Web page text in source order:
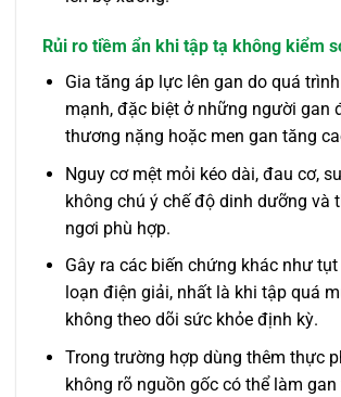
Rủi ro tiềm ẩn khi tập tạ không kiểm
Gia tăng áp lực lên gan do quá
mạnh, đặc biệt ở những người gan
thương nặng hoặc men gan tăng
Nguy cơ mệt mỏi kéo dài, đau cơ,
không chú ý chế độ dinh dưỡng và
ngơi phù hợp.
Gây ra các biến chứng khác như tụt
loạn điện giải, nhất là khi tập quá
không theo dõi sức khỏe định kỳ.
Trong trường hợp dùng thêm thực
không rõ nguồn gốc có thể làm